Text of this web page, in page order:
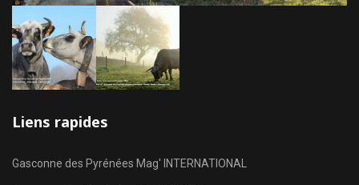
Liens rapides
Gasconne des Pyrénées Mag' INTERNATIONAL